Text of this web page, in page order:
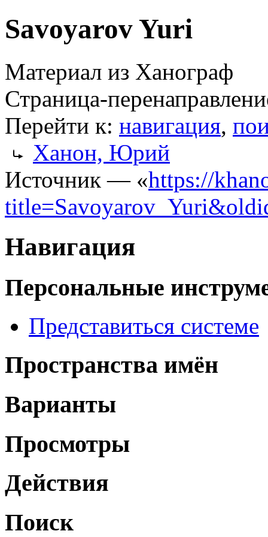
Savoyarov Yuri
Материал из Ханограф
Страница-
Перейти к: навигация,
Ханон, Юрий
Источник — «https://
Навигация
Персональные
Представиться системе
Пространства имён
Варианты
Просмотры
Действия
Поиск